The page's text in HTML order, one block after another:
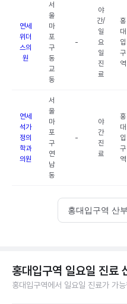
연세
위더
스의
원
서
울
마
포
구
동
교
동
-
야
간/
일
요
일
진
료
홍
대
입
구
역
연세
석가
정의
학과
의원
서
울
마
포
구
연
남
동
-
야
간
진
료
홍
대
입
구
역
홍대입구역 산
홍대입구역 일요일 진료
홍대입구역에서 일요일 진료가 가